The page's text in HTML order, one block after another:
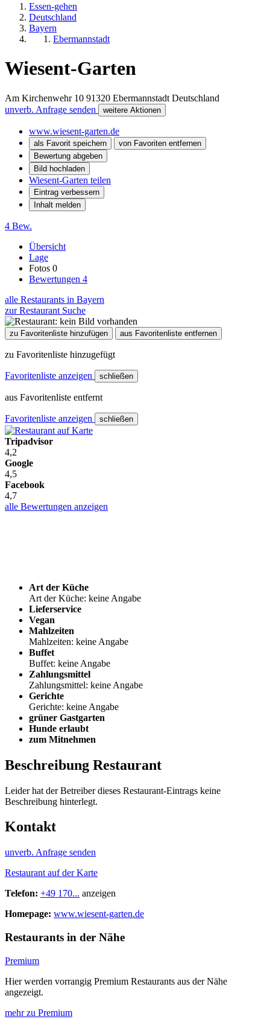
Essen-gehen
Deutschland
Bayern
Ebermannstadt
Wiesent-Garten
Am Kirchenwehr 10 91320 Ebermannstadt Deutschland
unverb. Anfrage senden
weitere Aktionen
www.wiesent-garten.de
als Favorit speichern
von Favoriten entfernen
Bewertung abgeben
Bild hochladen
Wiesent-Garten teilen
Eintrag verbessern
Inhalt melden
4 Bew.
Übersicht
Lage
Fotos 0
Bewertungen 4
alle Restaurants in Bayern
zur Restaurant Suche
zu Favoritenliste hinzufügen aus Favoritenliste entfernen
zu Favoritenliste hinzugefügt
Favoritenliste anzeigen schließen
aus Favoritenliste entfernt
Favoritenliste anzeigen schließen
Tripadvisor
4,2
Google
4,5
Facebook
4,7
alle Bewertungen anzeigen
Art der Küche
Art der Küche: keine Angabe
Lieferservice
Vegan
Mahlzeiten
Mahlzeiten: keine Angabe
Buffet
Buffet: keine Angabe
Zahlungsmittel
Zahlungsmittel: keine Angabe
Gerichte
Gerichte: keine Angabe
grüner Gastgarten
Hunde erlaubt
zum Mitnehmen
Beschreibung Restaurant
Leider hat der Betreiber dieses Restaurant-Eintrags keine
Beschreibung hinterlegt.
Kontakt
unverb. Anfrage senden
Restaurant auf der Karte
Telefon: +49 170... anzeigen
Homepage: www.wiesent-garten.de
Restaurants in der Nähe
Premium
Hier werden vorrangig Premium Restaurants aus der Nähe
angezeigt.
mehr zu Premium